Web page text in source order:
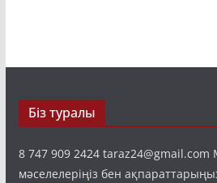
Біз туралы
8 747 909 2424
мәселелеріңіз бен